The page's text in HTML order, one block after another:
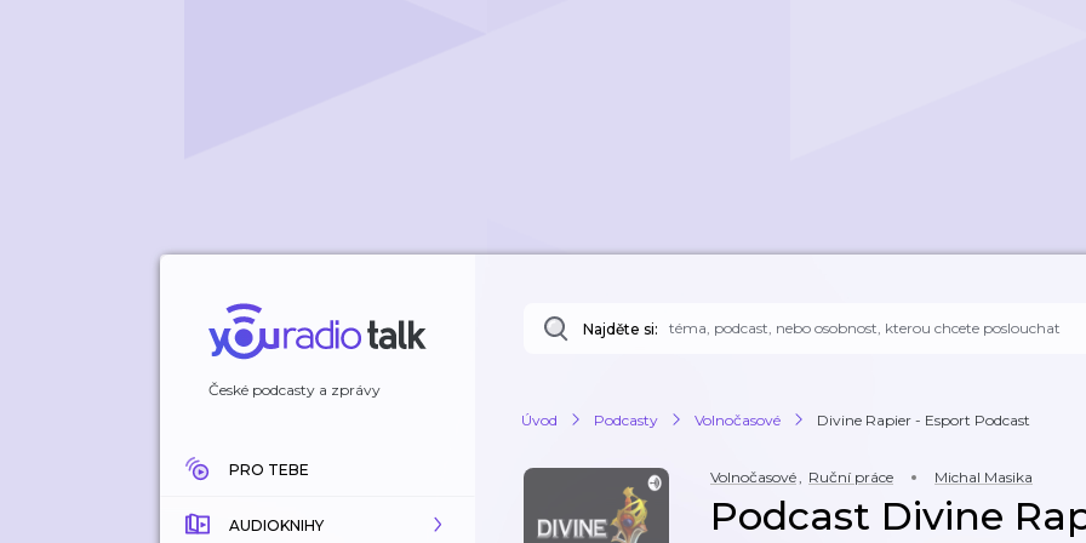
České podcasty a zprávy
PRO TEBE
AUDIOKNIHY
Najděte si:
Úvod Podcasty Volnočasové Divine Rapier - Esport Podcast
Volnočasové, Ruční práce Michal Masika
Podcast Divine